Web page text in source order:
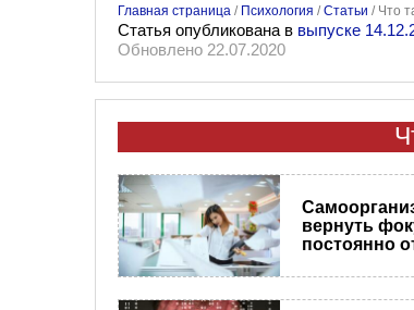
Главная страница / Психология /Статьи / Что
Статья опубликована в выпуске
Обновлено 22.07.2020
вернуть
постоянно